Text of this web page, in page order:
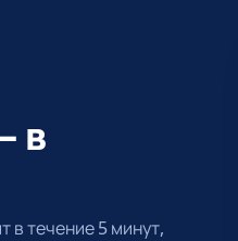
в
в течение 5 минут,